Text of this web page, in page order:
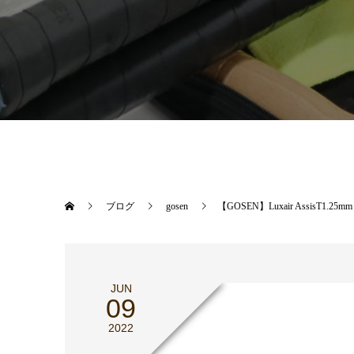
ブログ gosen 【GOSEN】Luxair AssisT1.25mm
JUN
09
2022